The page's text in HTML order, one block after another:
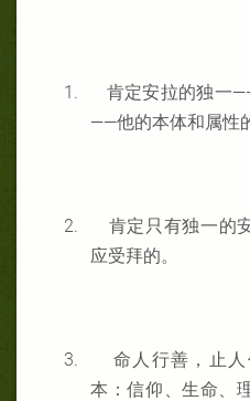
1.
肯定安拉的独一
——他的本体和属性
2.
肯定只有独一的
应受拜的。
3.
命人行善，止
本：信仰、生命、